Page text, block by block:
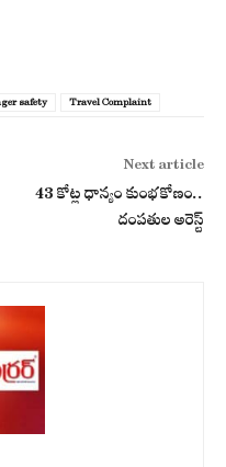
safety Travel Complaint
Next article
43 కోట్ల ధాన్యం కుంభకోణం..
దంపతుల అరెస్ట్